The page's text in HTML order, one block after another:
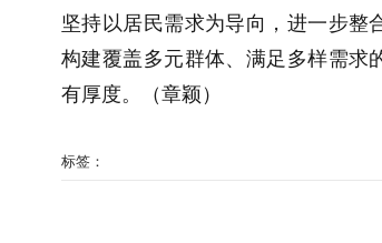
坚持以居民需求为导向，进一步整
构建覆盖多元群体、满足多样需求
有厚度。（章颖）
标签：